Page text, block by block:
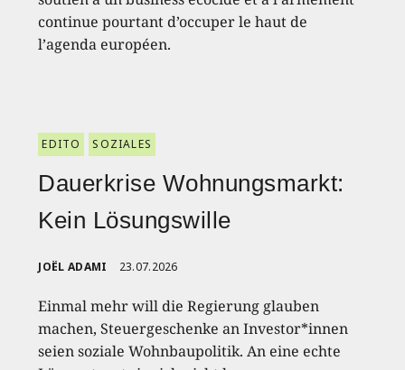
continue pourtant d’occuper le haut de
l’agenda européen.
EDITO SOZIALES
Dauerkrise Wohnungsmarkt:
Kein Lösungswille
JOËL ADAMI 23.07.2026
Einmal mehr will die Regierung glauben
machen, Steuergeschenke an Investor*innen
seien soziale Wohnbaupolitik. An eine echte